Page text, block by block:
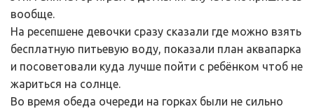
вообще.
На ресепшене девочки сразу сказали где можно взять
бесплатную питьевую воду, показали план аквапарка
и посоветовали куда лучше пойти с ребёнком чтоб не
жариться на солнце.
Во время обеда очереди на горках были не сильно